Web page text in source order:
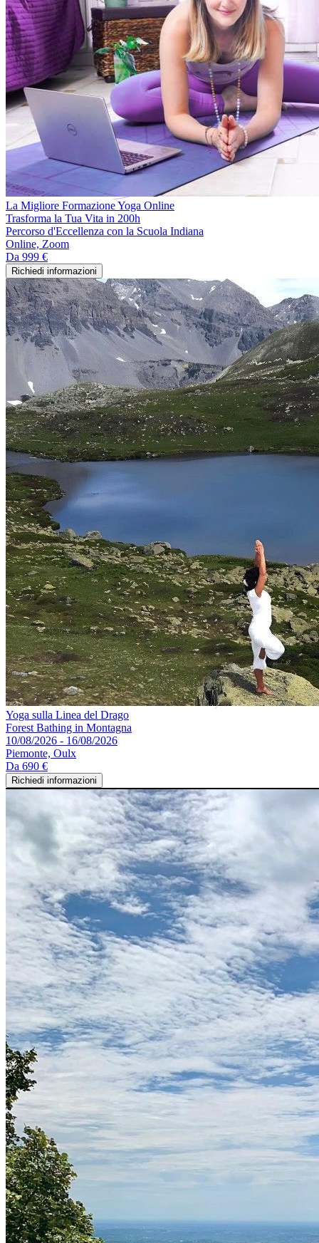
La Migliore Formazione Yoga Online
Trasforma la Tua Vita in 200h
Percorso d'Eccellenza con la Scuola Indiana
Online, Zoom
Da 999 €
Richiedi informazioni
Yoga sulla Linea del Drago
Forest Bathing in Montagna
10/08/2026 - 16/08/2026
Piemonte, Oulx
Da 690 €
Richiedi informazioni